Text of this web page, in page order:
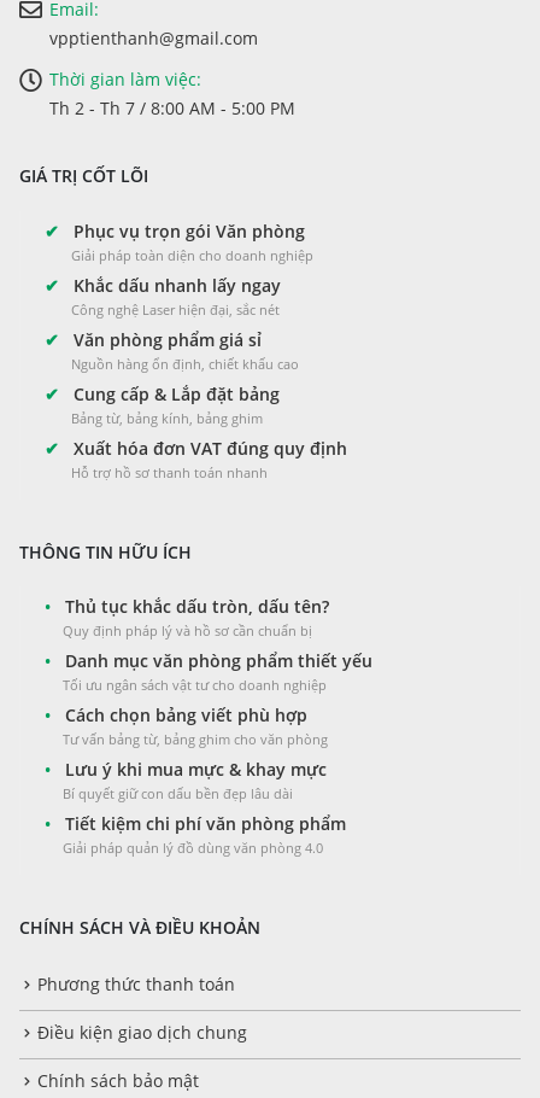
Email:
vpptienthanh@gmail.com
Thời gian làm việc:
Th 2 - Th 7 / 8:00 AM - 5:00 PM
GIÁ TRỊ CỐT LÕI
✔ Phục vụ trọn gói Văn phòng
Giải pháp toàn diện cho doanh nghiệp
✔ Khắc dấu nhanh lấy ngay
Công nghệ Laser hiện đại, sắc nét
✔ Văn phòng phẩm giá sỉ
Nguồn hàng ổn định, chiết khấu cao
✔ Cung cấp & Lắp đặt bảng
Bảng từ, bảng kính, bảng ghim
✔ Xuất hóa đơn VAT đúng quy định
Hỗ trợ hồ sơ thanh toán nhanh
THÔNG TIN HỮU ÍCH
• Thủ tục khắc dấu tròn, dấu tên?
Quy định pháp lý và hồ sơ cần chuẩn bị
• Danh mục văn phòng phẩm thiết yếu
Tối ưu ngân sách vật tư cho doanh nghiệp
• Cách chọn bảng viết phù hợp
Tư vấn bảng từ, bảng ghim cho văn phòng
• Lưu ý khi mua mực & khay mực
Bí quyết giữ con dấu bền đẹp lâu dài
• Tiết kiệm chi phí văn phòng phẩm
Giải pháp quản lý đồ dùng văn phòng 4.0
CHÍNH SÁCH VÀ ĐIỀU KHOẢN
Phương thức thanh toán
Điều kiện giao dịch chung
Chính sách bảo mật